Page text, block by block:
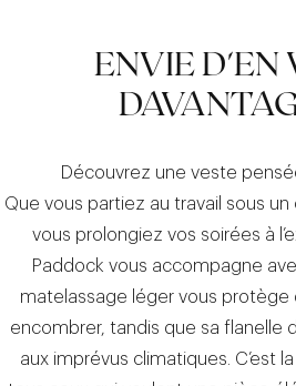
ENVIE D'EN
Découvrez une veste
Que vous partiez au travail sous
vous prolongiez vos soirées à
Paddock vous accompagne
matelassage léger vous protège
encombrer, tandis que sa flanelle
aux imprévus climatiques. C’est